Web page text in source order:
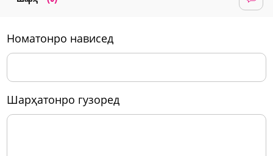
номатонро нависед
шарҳатонро гузоред